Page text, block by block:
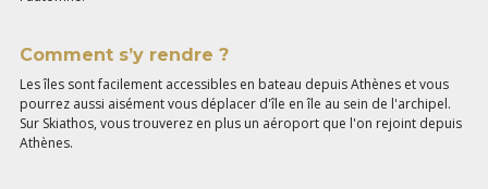
Comment s’y rendre ?
Les îles sont facilement accessibles en bateau depuis Athènes et vous
pourrez aussi aisément vous déplacer d'île en île au sein de l'archipel.
Sur Skiathos, vous trouverez en plus un aéroport que l'on rejoint depuis
Athènes.